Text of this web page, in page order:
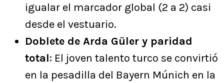
igualar el marcador global (2 a 2) casi
desde el vestuario.
Doblete de Arda Güler y paridad
total: El joven talento turco se convirtió
en la pesadilla del Bayern Múnich en la